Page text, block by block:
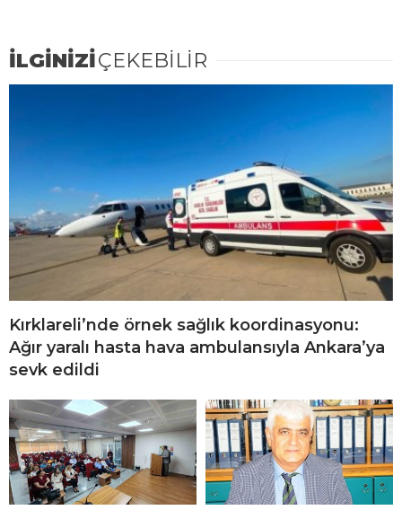
İLGİNİZİÇEKEBİLİR
Kırklareli’nde örnek sağlık koordinasyonu:
Ağır yaralı hasta hava ambulansıyla Ankara’ya
sevk edildi